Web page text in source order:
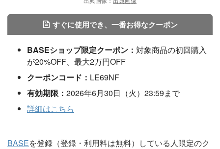
すぐに使用でき、一番お得なクーポン
BASEショップ限定クーポン： 対象商品の初回購入
が20%OFF、最大2万円OFF
クーポンコード： LE69NF
有効期限： 2026年6月30日（火）23:59まで
詳細はこちら
BASEを登録（登録・利用料は無料）している人限定のク